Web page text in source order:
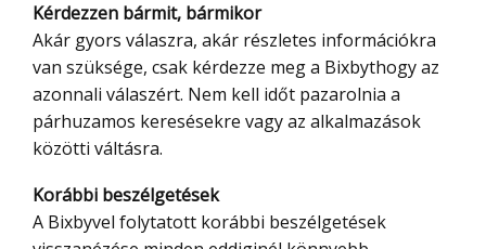
Kérdezzen bármit, bármikor
Akár gyors válaszra, akár részletes információkra
van szüksége, csak kérdezze meg a Bixbythogy az
azonnali válaszért. Nem kell időt pazarolnia a
párhuzamos keresésekre vagy az alkalmazások
közötti váltásra.
Korábbi beszélgetések
A Bixbyvel folytatott korábbi beszélgetések